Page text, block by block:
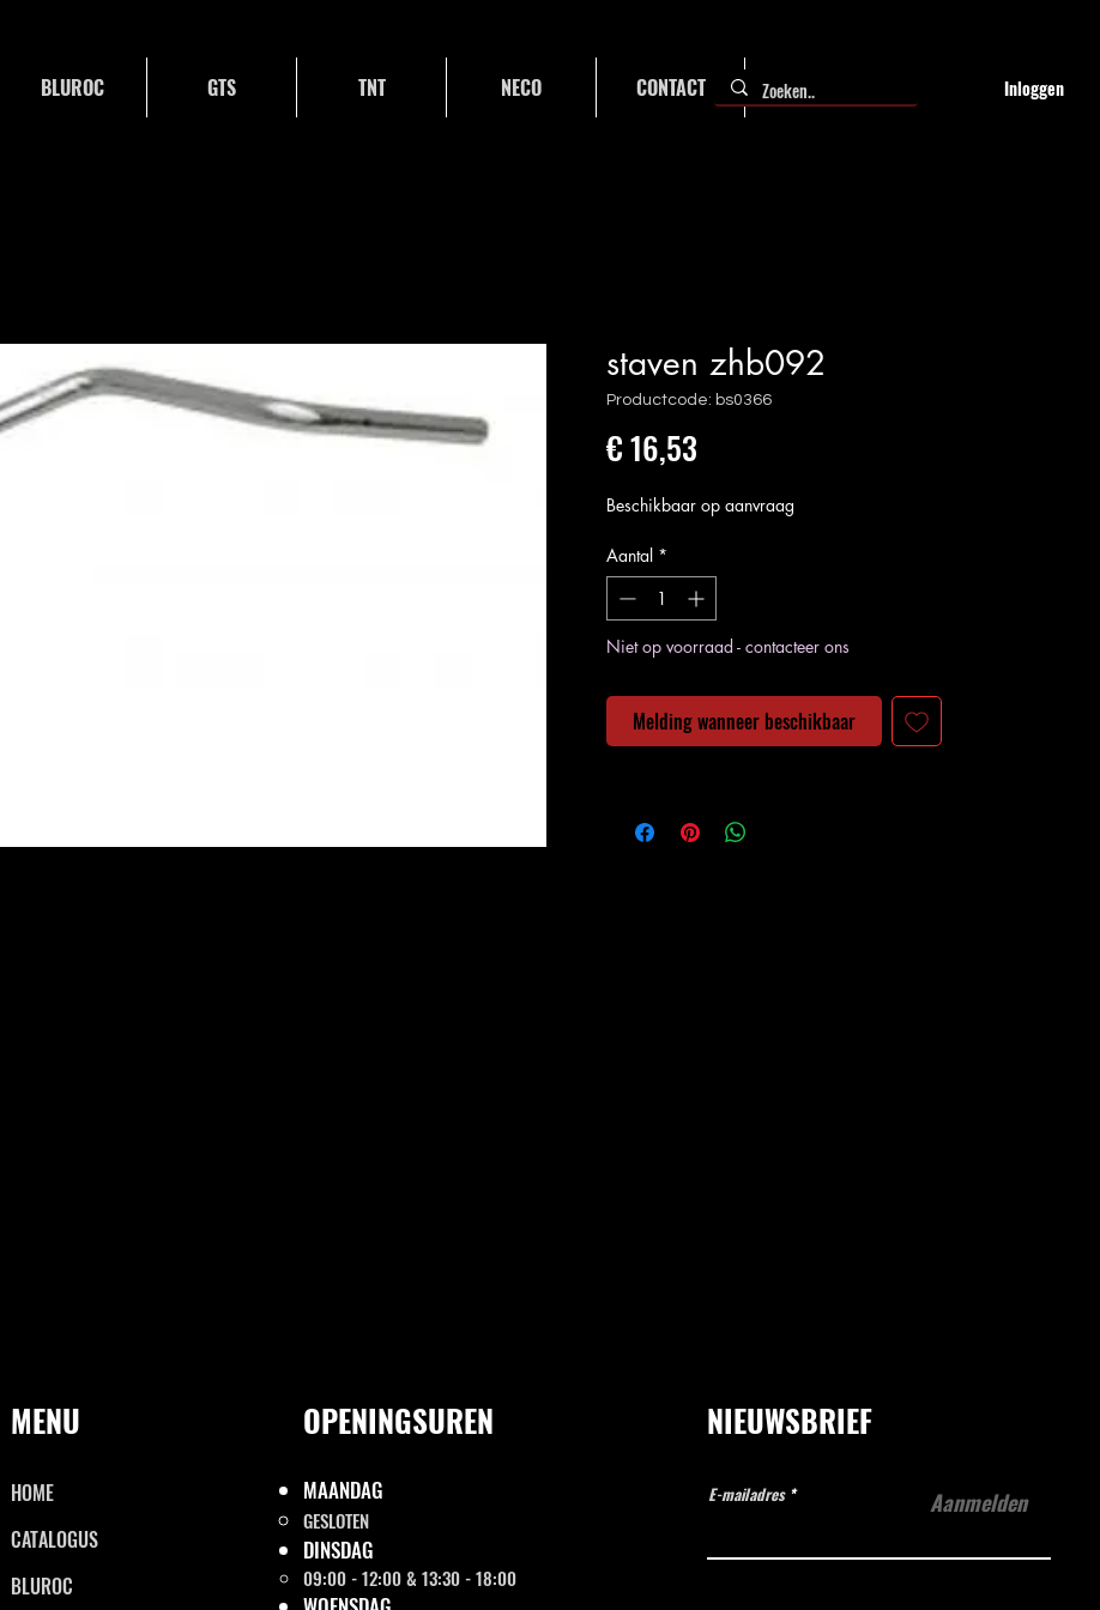
BLUROC GTS TNT NECO CONTACT FAQ Inloggen
staven zhb092
Productcode: bs0366
€ 16,53
Beschikbaar op aanvraag
Aantal *
Niet op voorraad - contacteer ons
Melding wanneer beschikbaar
MENU
HOME
CATALOGUS
BLUROC
OPENINGSUREN NIEUWSBRIEF
E-mailadres Aanmelden
MAANDAG
GESLOTEN
DINSDAG
09:00 - 12:00 & 13:30 - 18:00